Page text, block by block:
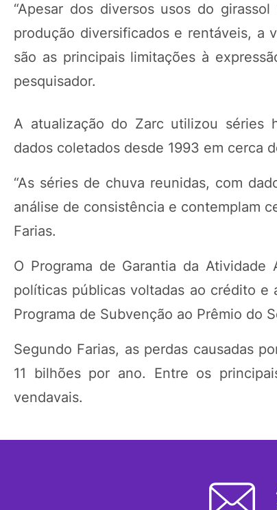
“Apesar dos diversos usos do
produção diversificados e rentáveis, a
são as principais limitações à
pesquisador.
A atualização do Zarc utilizou séries
dados coletados desde 1993 em cerca
“As séries de chuva reunidas, com
análise de consistência e contemplam
Farias.
O Programa de Garantia da
políticas públicas voltadas ao crédito e
Programa de Subvenção ao Prêmio do
Segundo Farias, as perdas causadas
11 bilhões por ano. Entre os
vendavais.